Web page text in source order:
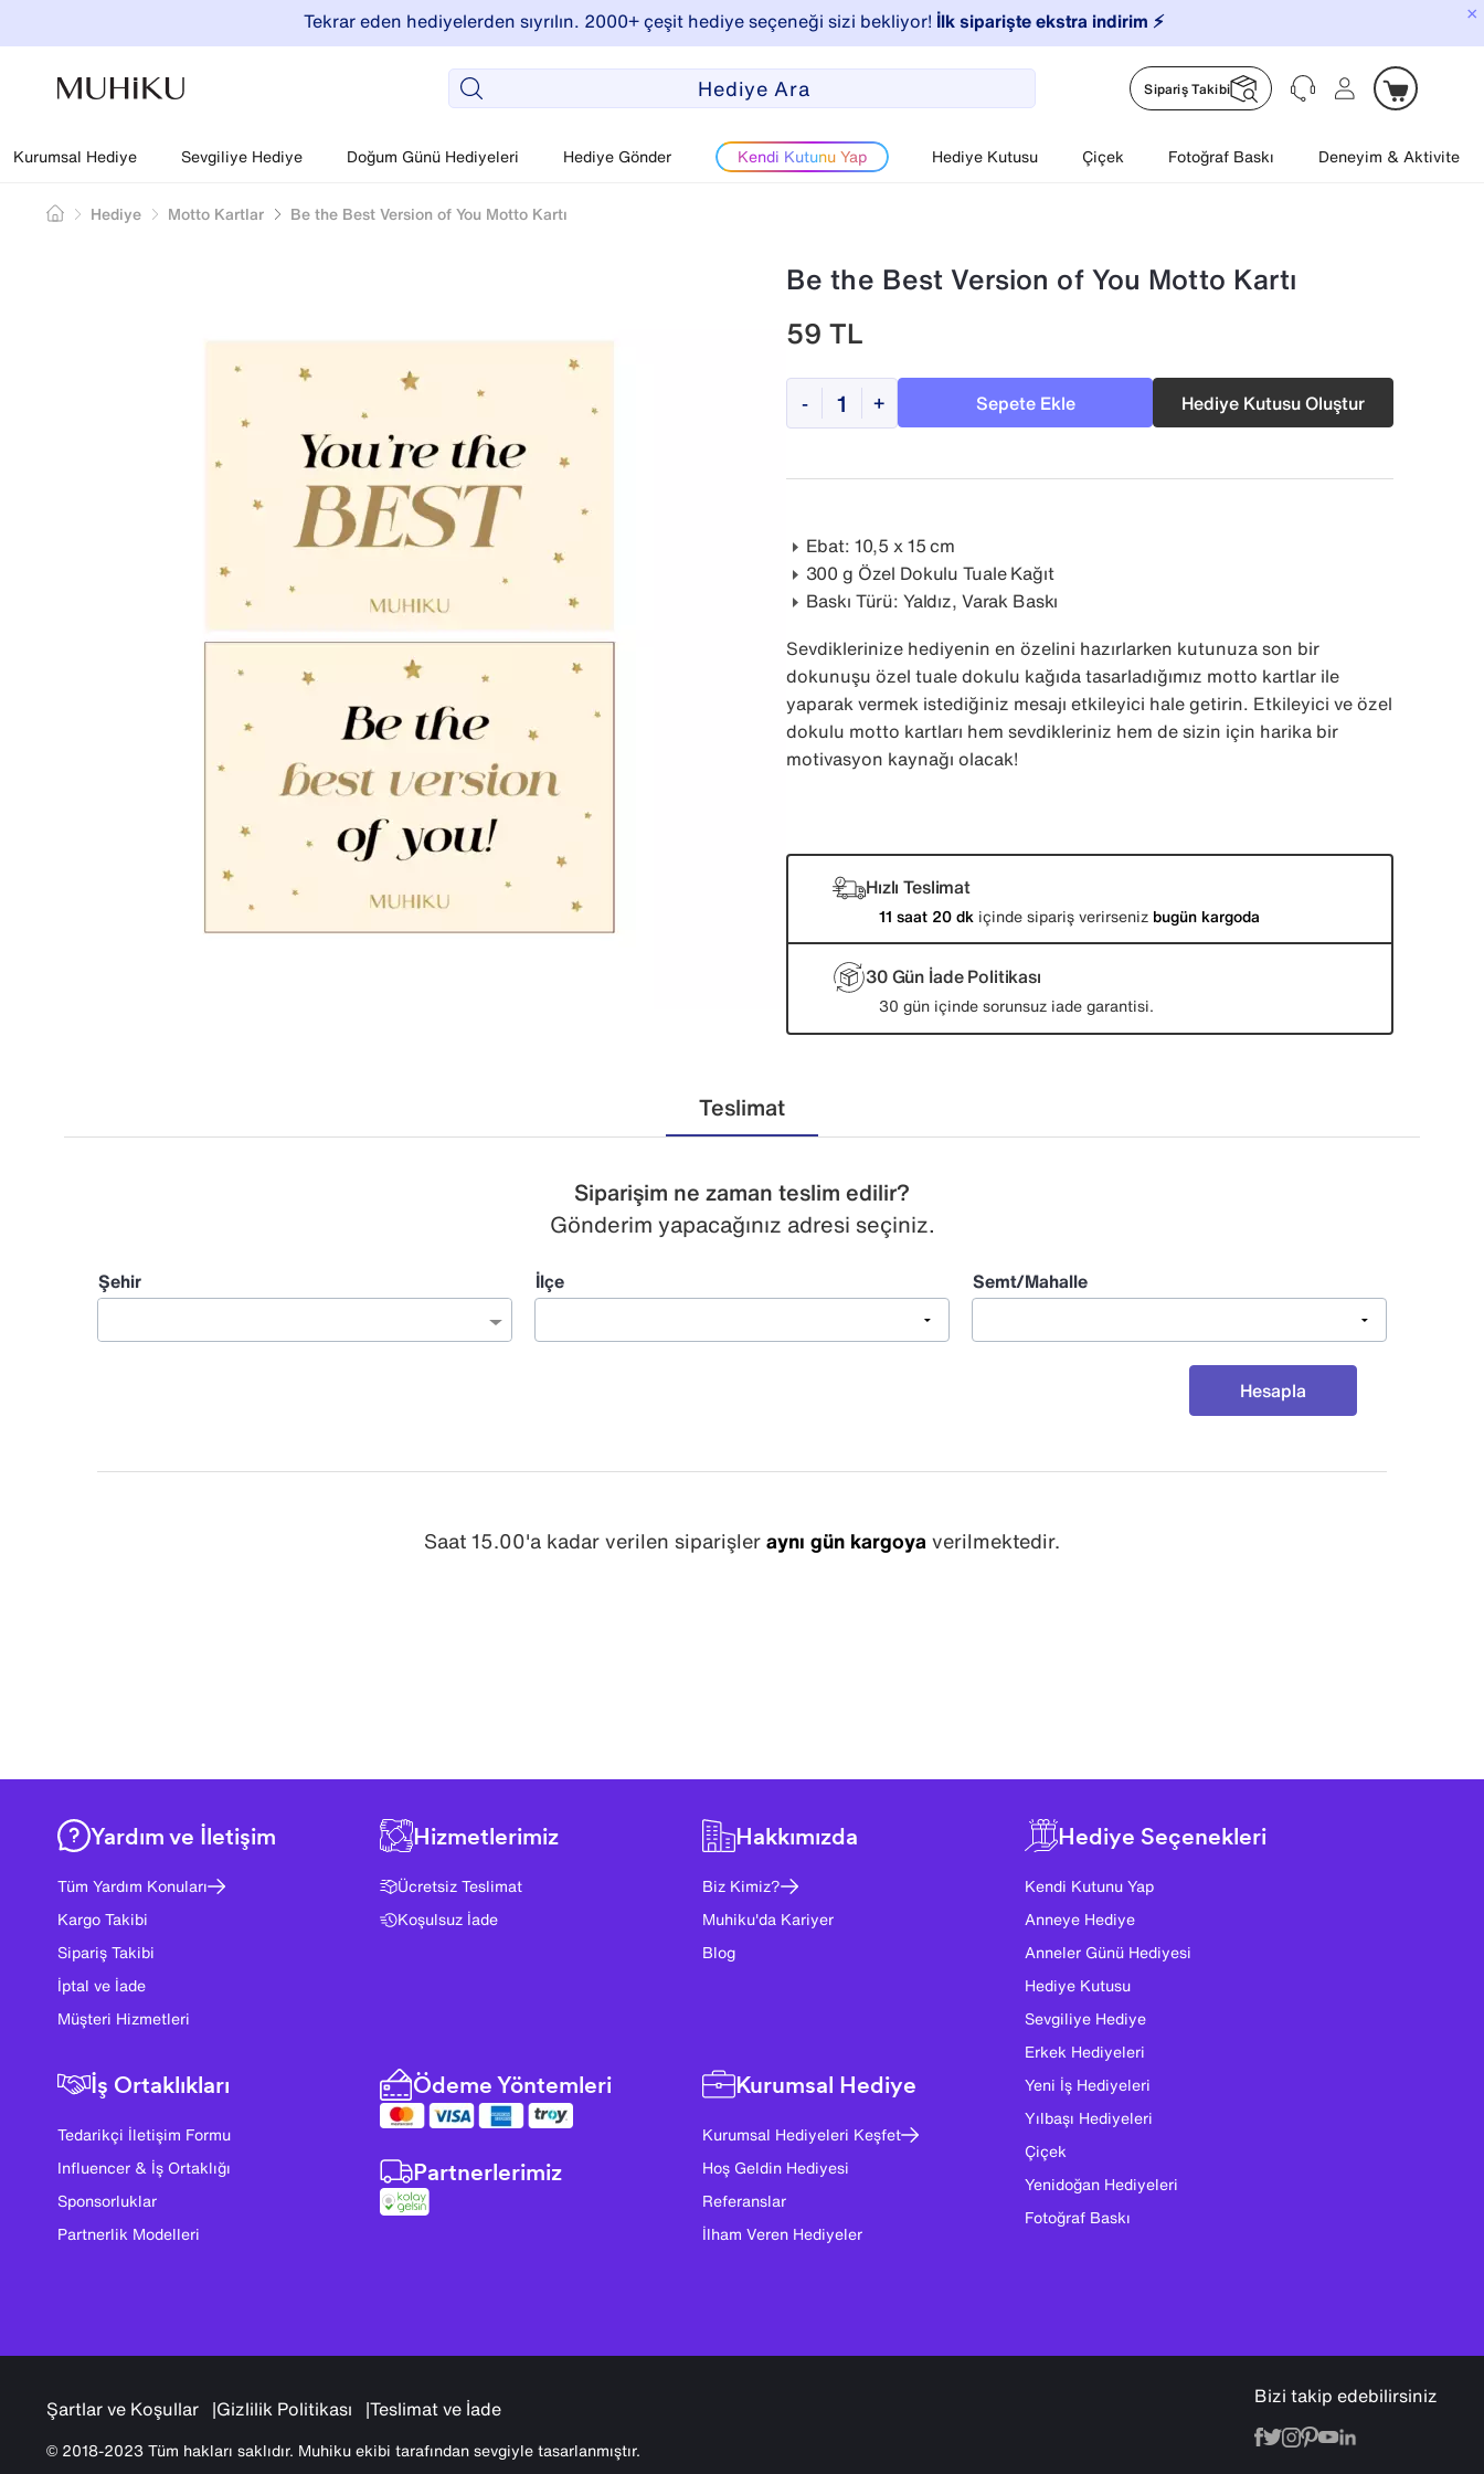
×
Tekrar eden hediyelerden sıyrılın. 2000+ çeşit hediye seçeneği sizi bekliyor! İlk siparişte ekstra indirim ⚡️
Sipariş Takibi
Kurumsal Hediye Sevgiliye Hediye Doğum Günü Hediyeleri Hediye Gönder Kendi Kutunu Yap Hediye Kutusu Çiçek Fotoğraf Baskı Deneyim & Aktivite
Hediye Motto Kartlar Be the Best Version of You Motto Kartı
Be the Best Version of You Motto Kartı
59 TL
- + Sepete Ekle Hediye Kutusu Oluştur
Ebat: 10,5 ‌x 15 cm
300 g Özel Dokulu Tuale Kağıt
Baskı Türü: Yaldız, Varak Baskı
Sevdiklerinize hediyenin en özelini hazırlarken kutunuza son bir
dokunuşu özel tuale dokulu kağıda tasarladığımız motto kartlar ile
yaparak vermek istediğiniz mesajı etkileyici hale getirin. Etkileyici ve özel
dokulu motto kartları hem sevdikleriniz hem de sizin için harika bir
motivasyon kaynağı olacak!
Hızlı Teslimat
11 saat 20 dk içinde sipariş verirseniz bugün kargoda
30 Gün İade Politikası
30 gün içinde sorunsuz iade garantisi.
Teslimat
Siparişim ne zaman teslim edilir?
Gönderim yapacağınız adresi seçiniz.
Şehir İlçe Semt/Mahalle
Hesapla
Saat 15.00'a kadar verilen siparişleraynı gün kargoyaverilmektedir.
Yardım ve İletişim
Tüm Yardım Konuları
Kargo Takibi
Sipariş Takibi
İptal ve İade
Müşteri Hizmetleri
İş Ortaklıkları
Tedarikçi İletişim Formu
Influencer & İş Ortaklığı
Sponsorluklar
Partnerlik Modelleri
Hizmetlerimiz
Ücretsiz Teslimat
Koşulsuz İade
Ödeme Yöntemleri
Partnerlerimiz
Hakkımızda
Biz Kimiz?
Muhiku'da Kariyer
Blog
Kurumsal Hediye
Kurumsal Hediyeleri Keşfet
Hoş Geldin Hediyesi
Referanslar
İlham Veren Hediyeler
Hediye Seçenekleri
Kendi Kutunu Yap
Anneye Hediye
Anneler Günü Hediyesi
Hediye Kutusu
Sevgiliye Hediye
Erkek Hediyeleri
Yeni İş Hediyeleri
Yılbaşı Hediyeleri
Çiçek
Yenidoğan Hediyeleri
Fotoğraf Baskı
Şartlar ve Koşullar Gizlilik Politikası Teslimat ve İade
© 2018-2023 Tüm hakları saklıdır. Muhiku ekibi tarafından sevgiyle tasarlanmıştır.
Bizi takip edebilirsiniz